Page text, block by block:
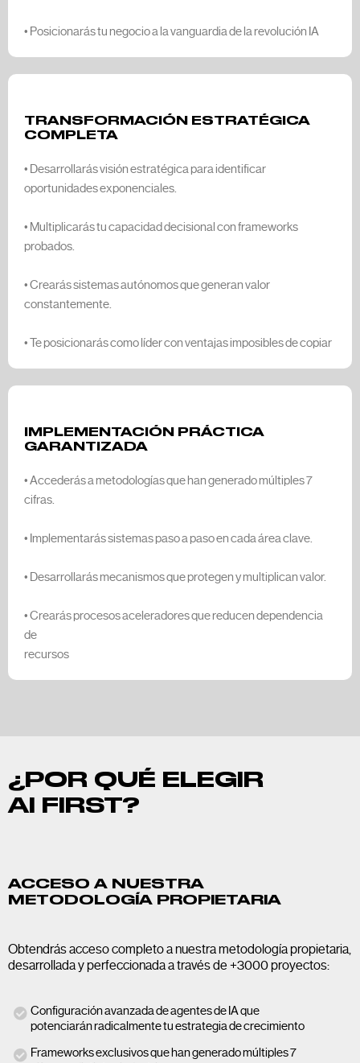
• Posicionarás tu negocio a la vanguardia de la revolución IA
TRANSFORMACIÓN ESTRATÉGICA
COMPLETA
• Desarrollarás visión estratégica para identificar
oportunidades exponenciales.
• Multiplicarás tu capacidad decisional con frameworks
probados.
• Crearás sistemas autónomos que generan valor
constantemente.
• Te posicionarás como líder con ventajas imposibles de copiar
IMPLEMENTACIÓN PRÁCTICA
GARANTIZADA
• Accederás a metodologías que han generado múltiples 7
cifras.
• Implementarás sistemas paso a paso en cada área clave.
• Desarrollarás mecanismos que protegen y multiplican valor.
• Crearás procesos aceleradores que reducen dependencia
de
recursos
¿POR QUÉ ELEGIR
AI FIRST?
ACCESO A NUESTRA
METODOLOGÍA PROPIETARIA
Obtendrás acceso completo a nuestra metodología propietaria,
desarrollada y perfeccionada a través de +3000 proyectos:
Configuración avanzada de agentes de IA que
potenciarán radicalmente tu estrategia de crecimiento
Frameworks exclusivos que han generado múltiples 7